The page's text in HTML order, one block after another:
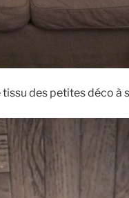
des petites déco à